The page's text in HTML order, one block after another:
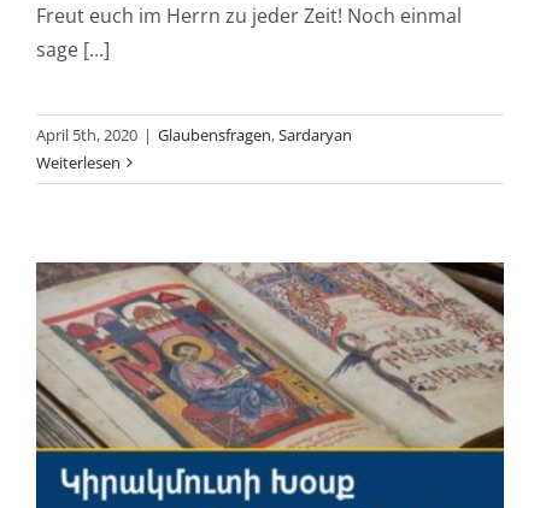
Freut euch im Herrn zu jeder Zeit! Noch einmal
sage [...]
April 5th, 2020 | Glaubensfragen,Sardaryan
Weiterlesen